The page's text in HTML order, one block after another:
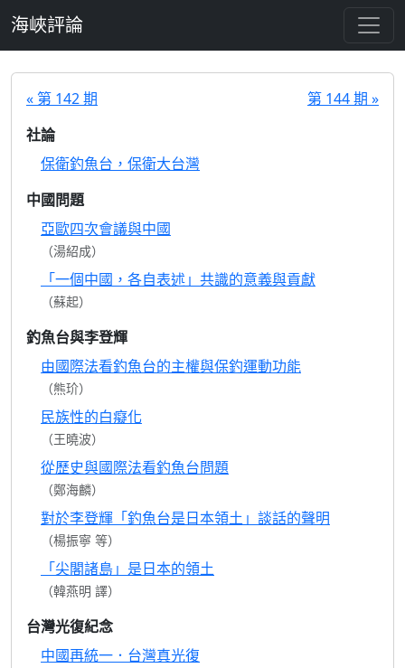
海峽評論
« 第 142 期
第 144 期 »
社論
保衛釣魚台，保衛大台灣
中國問題
亞歐四次會議與中國
（湯紹成）
「一個中國，各自表述」共識的意義與貢獻
（蘇起）
釣魚台與李登輝
由國際法看釣魚台的主權與保釣運動功能
（熊玠）
民族性的白癡化
（王曉波）
從歷史與國際法看釣魚台問題
（鄭海麟）
對於李登輝「釣魚台是日本領土」談話的聲明
（楊振寧 等）
「尖閣諸島」是日本的領土
（韓燕明 譯）
台灣光復紀念
中國再統一．台灣真光復